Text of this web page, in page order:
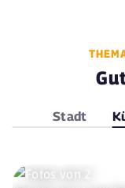
Stadt